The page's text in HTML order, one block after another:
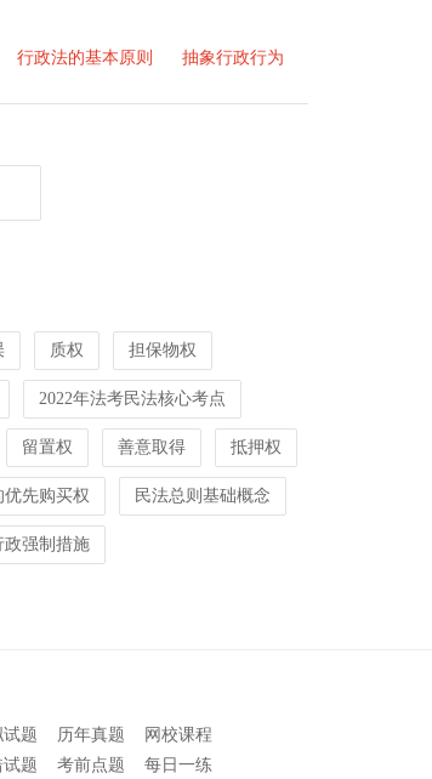
行政法的基本原则 抽象行政行为
质权 担保物权
2022年法考民法核心考点
留置权 善意取得 抵押权
先购买权 民法总则基础概念
政强制措施
题 历年真题
网校课程
题 考前点题 每日一练